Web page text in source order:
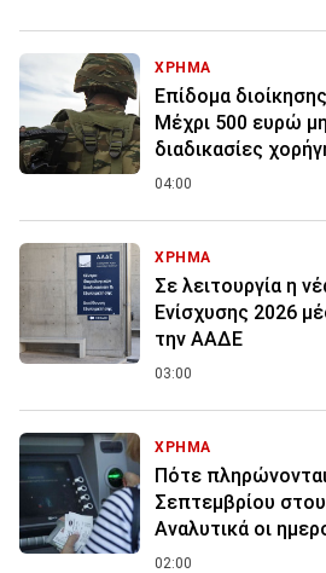
ΧΡΗΜΑ
Επίδομα
Μέχρι 500 ευρώ
διαδικασίες
04:00
ΧΡΗΜΑ
Σε λειτουργία η
Ενίσχυσης 2026
την ΑΑΔΕ
03:00
ΧΡΗΜΑ
Πότε
Σεπτεμβρίου
Αναλυτικά οι
02:00